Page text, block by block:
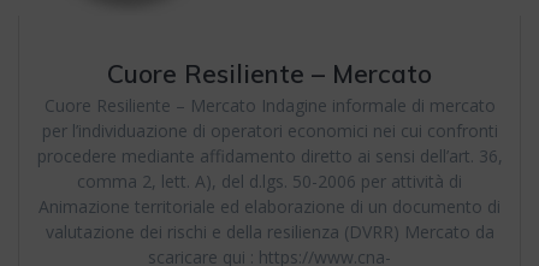
Cuore Resiliente – Mercato
Cuore Resiliente – Mercato Indagine informale di mercato
per l’individuazione di operatori economici nei cui confronti
procedere mediante affidamento diretto ai sensi dell’art. 36,
comma 2, lett. A), del d.lgs. 50-2006 per attività di
Animazione territoriale ed elaborazione di un documento di
valutazione dei rischi e della resilienza (DVRR) Mercato da
scaricare qui : https://www.cna-